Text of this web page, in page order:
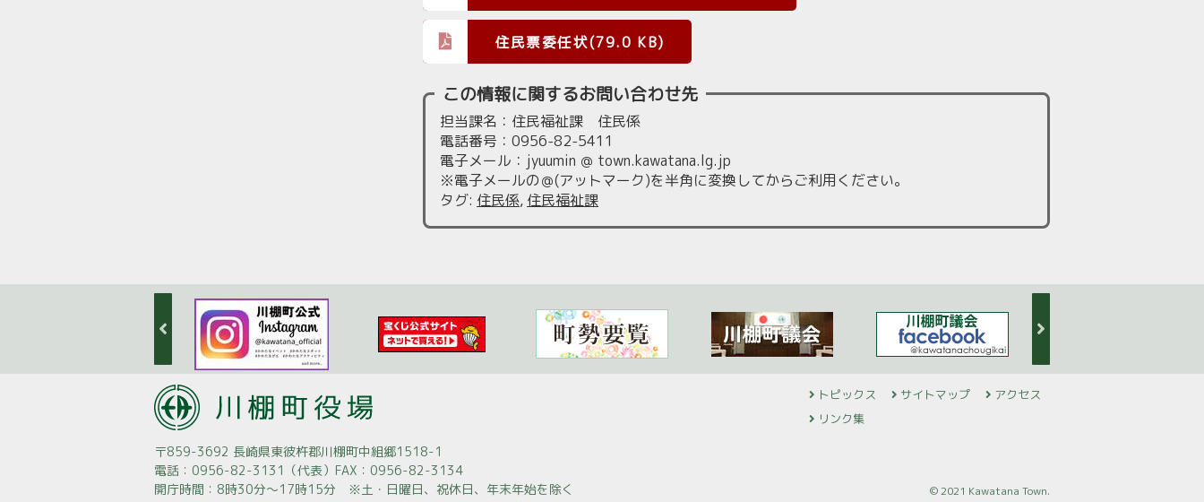
住民票委任状(79.0 KB)
この情報に関するお問い合わせ先
担当課名：住民福祉課 住民係
電話番号：0956-82-5411
電子メール：jyuumin ＠ town.kawatana.lg.jp
※電子メールの＠(アットマーク)を半角に変換してからご利用ください。
タグ: 住民係, 住民福祉課
トピックス サイトマップ
アクセス
リンク集
© 2021 Kawatana Town.
〒859-3692 長崎県東彼杵郡川棚町中組郷1518-1
電話：0956-82-3131（代表） FAX：0956-82-3134
開庁時間：8時30分～17時15分 ※土・日曜日、祝休日、年末年始を除く